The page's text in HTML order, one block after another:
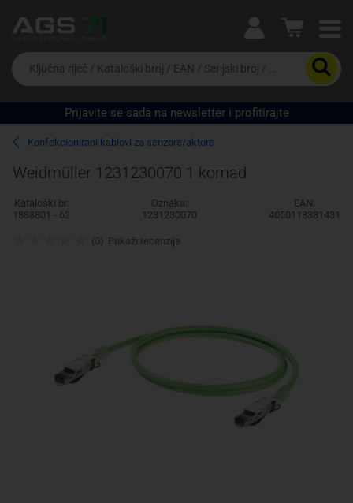
Ova postavka prilagođava asortiman proizvoda i
cijene vašim potrebama.
Da
biste
potražili
proizvod,
unesite
ključnu
riječ,
kataloški
broj,
EAN
ili
Prijavite se sada na newsletter i profitirajte
Konfekcionirani kablovi za senzore/aktore
Weidmüller 1231230070 1 komad
Kataloški br:
1888801 - 62
Oznaka:
1231230070
EAN:
4050118331431
(0) Prikaži recenzije